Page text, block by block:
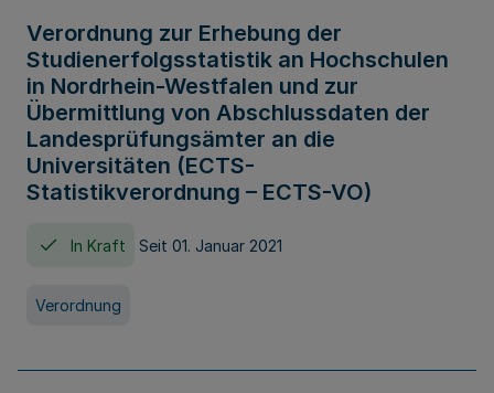
Verordnung zur Erhebung der
Studienerfolgsstatistik an Hochschulen
in Nordrhein-Westfalen und zur
Übermittlung von Abschlussdaten der
Landesprüfungsämter an die
Universitäten (ECTS-
Statistikverordnung – ECTS-VO)
In Kraft Seit 01. Januar 2021
Verordnung